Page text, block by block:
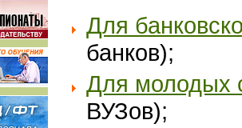
Для
банков);
Для молодых
ВУЗов);